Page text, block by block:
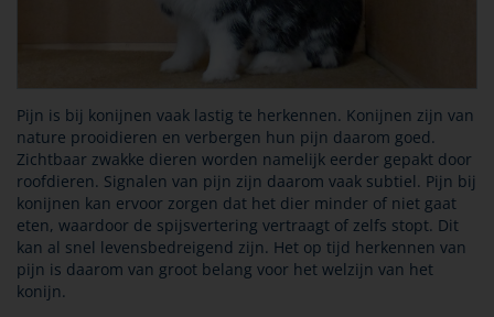
Pijn is bij konijnen vaak lastig te herkennen. Konijnen zijn van
nature prooidieren en verbergen hun pijn daarom goed.
Zichtbaar zwakke dieren worden namelijk eerder gepakt door
roofdieren. Signalen van pijn zijn daarom vaak subtiel. Pijn bij
konijnen kan ervoor zorgen dat het dier minder of niet gaat
eten, waardoor de spijsvertering vertraagt of zelfs stopt. Dit
kan al snel levensbedreigend zijn. Het op tijd herkennen van
pijn is daarom van groot belang voor het welzijn van het
konijn.